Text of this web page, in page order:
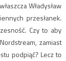
Władysław
przesłanek.
Czy to aby
zamiast
podpiąć? Lecz to